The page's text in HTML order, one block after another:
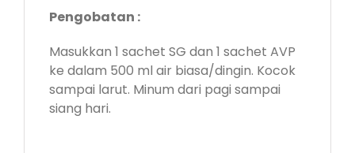
Pengobatan :
Masukkan 1 sachet SG dan 1 sachet AVP
ke dalam 500 ml air biasa/dingin. Kocok
sampai larut. Minum dari pagi sampai
siang hari.